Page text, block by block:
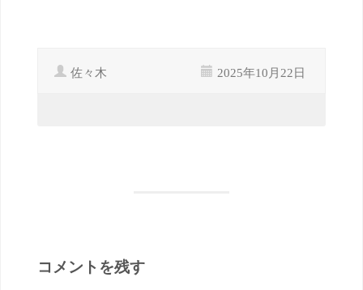
佐々木 2025年10月22日
コメントを残す